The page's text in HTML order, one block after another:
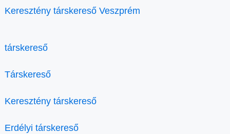
Keresztény társkereső Veszprém
társkereső
Társkereső
Keresztény társkereső
Erdélyi társkereső